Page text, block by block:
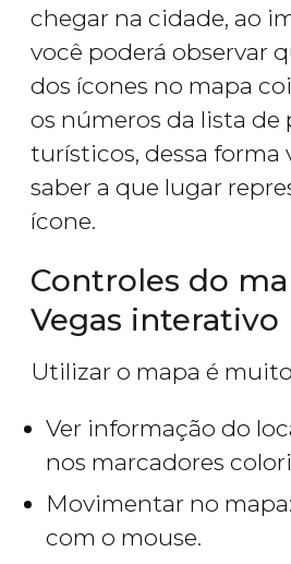
chegar na cidade, ao
você poderá observar
dos ícones no mapa
os números da lista de
turísticos, dessa forma
saber a que lugar
ícone.
Controles do
Vegas interativo
Utilizar o mapa é
Ver informação do
nos marcadores
Movimentar no
com o mouse.